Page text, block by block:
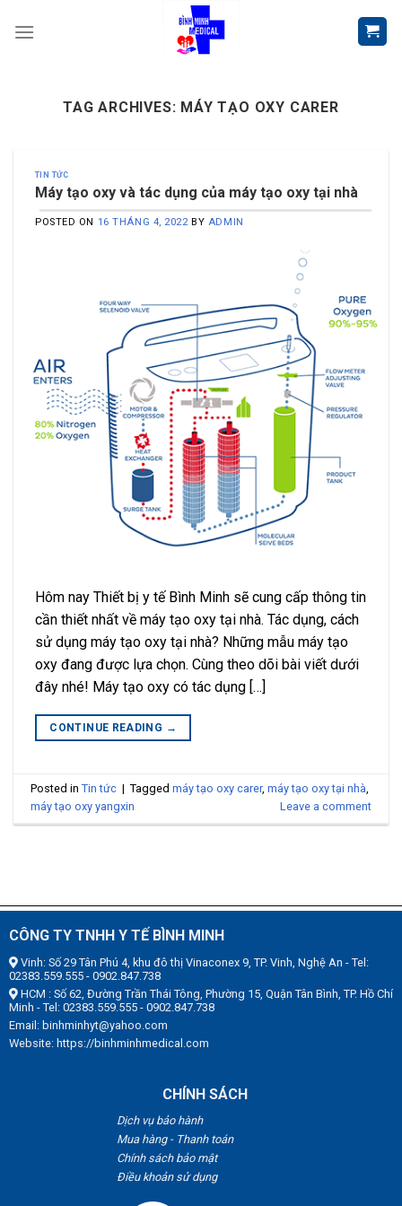
TAG ARCHIVES: MÁY TẠO OXY CARER
TIN TỨC
Máy tạo oxy và tác dụng của máy tạo oxy tại nhà
POSTED ON 16 THÁNG 4, 2022 BY ADMIN
Hôm nay Thiết bị y tế Bình Minh sẽ cung cấp thông tin
cần thiết nhất về máy tạo oxy tại nhà. Tác dụng, cách
sử dụng máy tạo oxy tại nhà? Những mẫu máy tạo
oxy đang được lựa chọn. Cùng theo dõi bài viết dưới
đây nhé! Máy tạo oxy có tác dụng […]
CONTINUE READING →
Posted inTin tức | Taggedmáy tạo oxy carer,máy tạo oxy tại nhà,
máy tạo oxy yangxin
Leave a comment
CÔNG TY TNHH Y TẾ BÌNH MINH
Vinh: Số 29 Tân Phú 4, khu đô thị Vinaconex 9, TP. Vinh, Nghệ An - Tel:
02383.559.555 - 0902.847.738
HCM : Số 62, Đường Trần Thái Tông, Phường 15, Quận Tân Bình, TP. Hồ Chí
Minh - Tel: 02383.559.555 - 0902.847.738
Email: binhminhyt@yahoo.com
Website: https://binhminhmedical.com
CHÍNH SÁCH
Dịch vụ bảo hành
Mua hàng - Thanh toán
Chính sách bảo mật
Điều khoản sử dụng